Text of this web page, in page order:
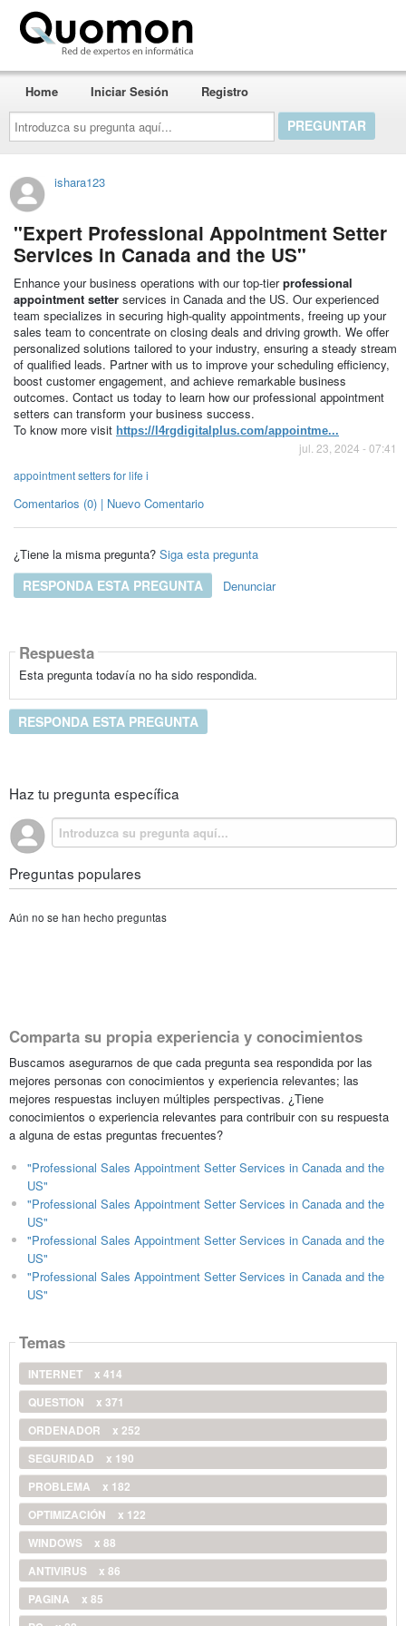
Introduzca
su
pregunta
aquí...
Home Iniciar Sesión Registro
ishara123
"Expert Professional Appointment Setter
Services in Canada and the US"
Enhance your business operations with our top-tierprofessional
appointment setterservices in Canada and the US. Our experienced
team specializes in securing high-quality appointments, freeing up your
sales team to concentrate on closing deals and driving growth. We offer
personalized solutions tailored to your industry, ensuring a steady stream
of qualified leads. Partner with us to improve your scheduling efficiency,
boost customer engagement, and achieve remarkable business
outcomes. Contact us today to learn how our professional appointment
setters can transform your business success.
To know more visit https://l4rgdigitalplus.com/appointme...
jul. 23, 2024 - 07:41
appointment setters for life i
Comentarios (0) | Nuevo Comentario
¿Tiene la misma pregunta? Siga esta pregunta
RESPONDA ESTA PREGUNTA Denunciar
Respuesta
Esta pregunta todavía no ha sido respondida.
RESPONDA ESTA PREGUNTA
Haz tu pregunta específica
Preguntas populares
Aún no se han hecho preguntas
Comparta su propia experiencia y conocimientos
Buscamos asegurarnos de que cada pregunta sea respondida por las
mejores personas con conocimientos y experiencia relevantes; las
mejores respuestas incluyen múltiples perspectivas. ¿Tiene
conocimientos o experiencia relevantes para contribuir con su respuesta
a alguna de estas preguntas frecuentes?
"Professional Sales Appointment Setter Services in Canada and the
US"
"Professional Sales Appointment Setter Services in Canada and the
US"
"Professional Sales Appointment Setter Services in Canada and the
US"
"Professional Sales Appointment Setter Services in Canada and the
US"
Temas
INTERNET
x 414
QUESTION
x 371
ORDENADOR
x 252
SEGURIDAD
x 190
PROBLEMA
x 182
OPTIMIZACIÓN
x 122
WINDOWS
x 88
ANTIVIRUS
x 86
PAGINA
x 85